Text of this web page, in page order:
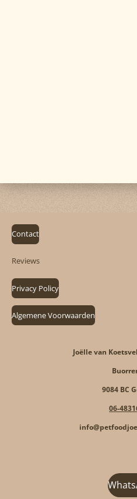
Contact
Reviews
Privacy Policy
Algemene Voorwaarden
Joëlle van
9084 BC
06-